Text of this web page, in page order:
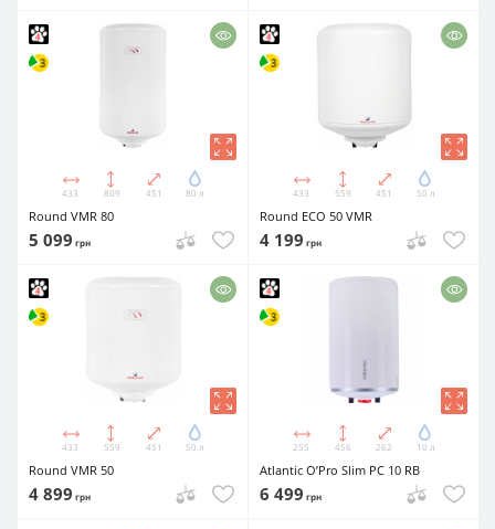
433 809 451 80 л
Round VMR 80
5 099 грн
433 559 451 50 л
Round ECO 50 VMR
4 199 грн
433 559 451 50 л
Round VMR 50
4 899 грн
255 456 262 10 л
Atlantic O’Pro Slim PC 10 RB
6 499 грн